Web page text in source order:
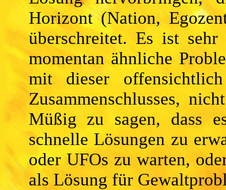
Horizont (Nation,
überschreitet. Es ist
momentan ähnliche
mit dieser
Zusammenschlusses,
Müßig zu sagen, dass
schnelle Lösungen zu
oder UFOs zu warten,
als Lösung für